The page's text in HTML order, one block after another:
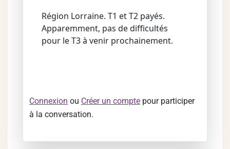
Région Lorraine. T1 et T2 payés.
Apparemment, pas de difficultés
pour le T3 à venir prochainement.
Connexion ou Créer un compte pour participer
à la conversation.